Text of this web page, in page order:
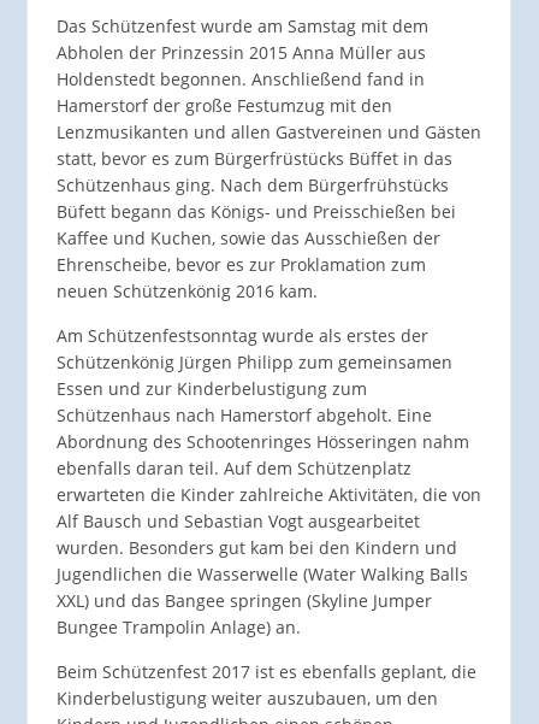
Das Schützenfest wurde am Samstag mit dem
Abholen der Prinzessin 2015 Anna Müller aus
Holdenstedt begonnen. Anschließend fand in
Hamerstorf der große Festumzug mit den
Lenzmusikanten und allen Gastvereinen und Gästen
statt, bevor es zum Bürgerfrüstücks Büffet in das
Schützenhaus ging. Nach dem Bürgerfrühstücks
Büfett begann das Königs- und Preisschießen bei
Kaffee und Kuchen, sowie das Ausschießen der
Ehrenscheibe, bevor es zur Proklamation zum
neuen Schützenkönig 2016 kam.
Am Schützenfestsonntag wurde als erstes der
Schützenkönig Jürgen Philipp zum gemeinsamen
Essen und zur Kinderbelustigung zum
Schützenhaus nach Hamerstorf abgeholt. Eine
Abordnung des Schootenringes Hösseringen nahm
ebenfalls daran teil. Auf dem Schützenplatz
erwarteten die Kinder zahlreiche Aktivitäten, die von
Alf Bausch und Sebastian Vogt ausgearbeitet
wurden. Besonders gut kam bei den Kindern und
Jugendlichen die Wasserwelle (Water Walking Balls
XXL) und das Bangee springen (Skyline Jumper
Bungee Trampolin Anlage) an.
Beim Schützenfest 2017 ist es ebenfalls geplant, die
Kinderbelustigung weiter auszubauen, um den